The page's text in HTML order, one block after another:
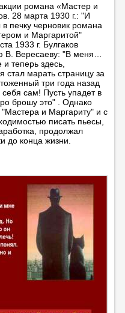
романа «Мастер и
28 марта 1930 г.: "И
печку черновик романа
и Маргаритой"
1933 г. Булгаков
В. Вересаеву: "В меня…
теперь здесь,
стал марать страницу за
три года назад
сам! Пусть упадет в
брошу это" . Однако
и Маргариту" и с
писать пьесы,
продолжал
до конца жизни.